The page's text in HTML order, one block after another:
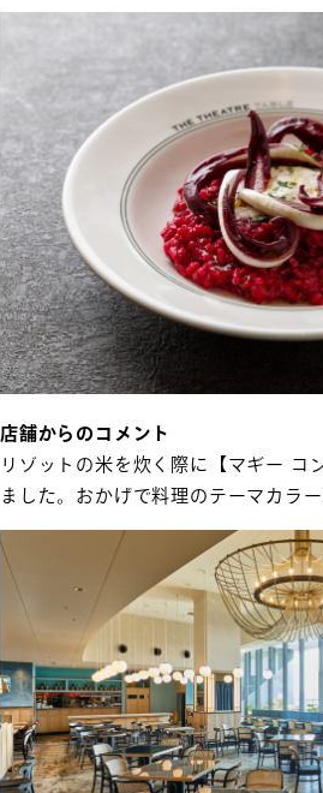
店舗からのコメント
リゾットの米を炊く際に【マギー コ
ました。おかげで料理のテーマカラ